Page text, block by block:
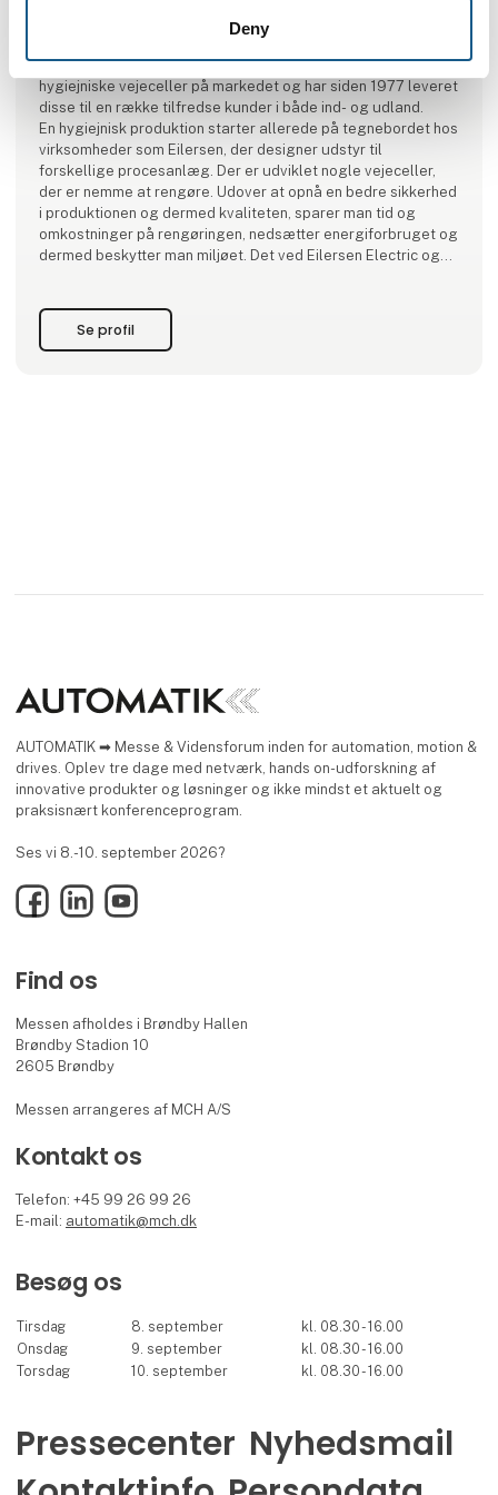
Deny
Eilersen Electric A/S var de første til at introducere
hygiejniske vejeceller på markedet og har siden 1977 leveret
disse til en række tilfredse kunder i både ind- og udland.
En hygiejnisk produktion starter allerede på tegnebordet hos
virksomheder som Eilersen, der designer udstyr til
forskellige procesanlæg. Der er udviklet nogle vejeceller,
der er nemme at rengøre. Udover at opnå en bedre sikkerhed
i produktionen og dermed kvaliteten, sparer man tid og
omkostninger på rengøringen, nedsætter energiforbruget og
dermed beskytter man miljøet. Det ved Eilersen Electric og
Se profil
AUTOMATIK ➡ Messe & Vidensforum inden for automation, motion &
drives. Oplev tre dage med netværk, hands on-udforskning af
innovative produkter og løsninger og ikke mindst et aktuelt og
praksisnært konferenceprogram.
Ses vi 8.-10. september 2026?
FacebookLinkedInYouTube
Find os
Messen afholdes i Brøndby Hallen
Brøndby Stadion 10
2605 Brøndby
Messen arrangeres af MCH A/S
Kontakt os
Telefon: +45 99 26 99 26
E-mail: automatik@mch.dk
Besøg os
Tirsdag 8. september
kl. 08.30 - 16.00
Onsdag
9. september
kl. 08.30 - 16.00
Torsdag
10. september kl. 08.30 - 16.00
Pressecenter Nyhedsmail